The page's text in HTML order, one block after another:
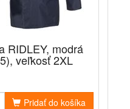
RIDLEY, modrá
veľkosť 2XL
Pridať do košíka